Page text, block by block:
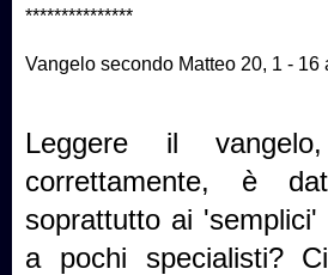
***************
Vangelo secondo Matteo 20, 1 - 16
Leggere il
correttamente, è
soprattutto ai
a pochi specialisti?